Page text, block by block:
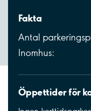
Fakta
Antal
Inomhus:
Öppettider för